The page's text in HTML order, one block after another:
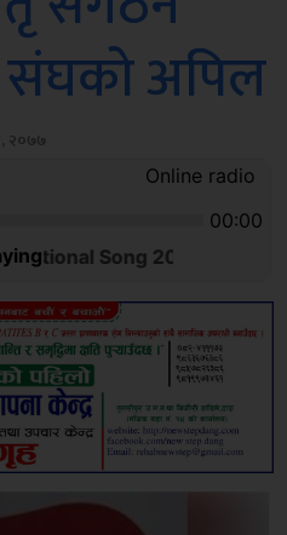
अपिल
२०७७